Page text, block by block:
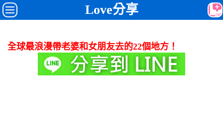
Love分享
全球最浪漫帶老婆和女朋友去的22個地方！